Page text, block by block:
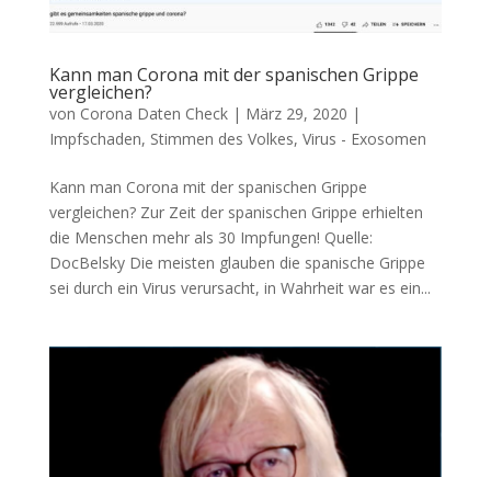
Kann man Corona mit der spanischen Grippe
vergleichen?
von Corona Daten Check| März 29, 2020 |
Impfschaden, Stimmen des Volkes, Virus - Exosomen
Kann man Corona mit der spanischen Grippe
vergleichen? Zur Zeit der spa­ni­schen Grip­pe erhiel­ten
die Men­schen mehr als 30 Impfungen! Quel­le:
DocBelsky Die meis­ten glau­ben die spa­ni­sche Grip­pe
sei durch ein Virus ver­ur­sacht, in Wahr­heit war es ein...